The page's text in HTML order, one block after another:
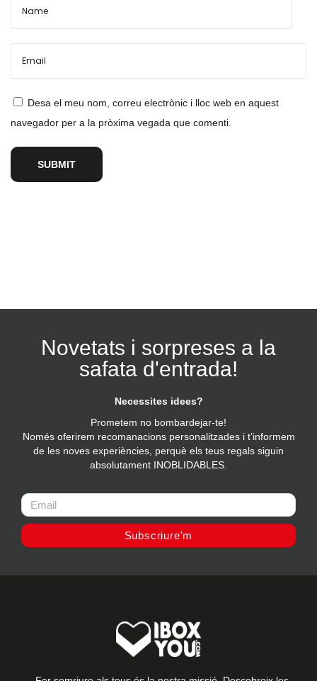
Desa el meu nom, correu electrònic i lloc web en aquest
navegador per a la pròxima vegada que comenti.
Novetats i sorpreses a la
safata d'entrada!
Necessites idees?
Prometem no bombardejar-te!
Només oferirem recomanacions personalitzades i t’informem
de les noves experiències, perquè els teus regals siguin
absolutament INOBLIDABLES.
Subscriure'm